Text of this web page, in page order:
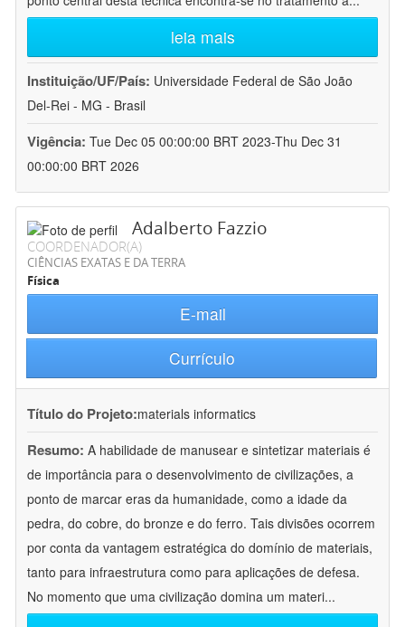
leia mais
Instituição/UF/País: Universidade Federal de São João
Del-Rei - MG - Brasil
Vigência: Tue Dec 05 00:00:00 BRT 2023-Thu Dec 31
00:00:00 BRT 2026
Adalberto Fazzio
COORDENADOR(A)
CIÊNCIAS EXATAS E DA TERRA
Física
E-mail
Currículo
Título do Projeto:materials informatics
Resumo: A habilidade de manusear e sintetizar materiais é
de importância para o desenvolvimento de civilizações, a
ponto de marcar eras da humanidade, como a idade da
pedra, do cobre, do bronze e do ferro. Tais divisões ocorrem
por conta da vantagem estratégica do domínio de materiais,
tanto para infraestrutura como para aplicações de defesa.
No momento que uma civilização domina um materi...